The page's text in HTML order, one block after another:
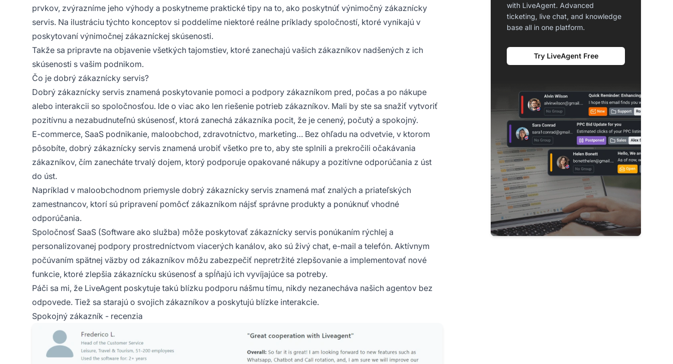
prvkov, zvýrazníme jeho výhody a poskytneme praktické tipy na to, ako poskytnúť výnimočný zákaznícky
servis. Na ilustráciu týchto konceptov si poddelíme niektoré reálne príklady spoločností, ktoré vynikajú v
poskytovaní výnimočnej zákazníckej skúsenosti.
Takže sa pripravte na objavenie všetkých tajomstiev, ktoré zanechajú vašich zákazníkov nadšených z ich
skúsenosti s vašim podnikom.
Čo je dobrý zákaznícky servis?
Dobrý zákaznícky servis znamená poskytovanie pomoci a podpory zákazníkom pred, počas a po nákupe
alebo interakcii so spoločnosťou. Ide o viac ako len riešenie potrieb zákazníkov. Mali by ste sa snažiť vytvoriť
pozitívnu a nezabudnuteľnú skúsenosť, ktorá zanechá zákazníka pocit, že je cenený, počutý a spokojný.
E-commerce, SaaS podnikanie, maloobchod, zdravotníctvo, marketing… Bez ohľadu na odvetvie, v ktorom
pôsobíte, dobrý zákaznícky servis znamená urobiť všetko pre to, aby ste splnili a prekročili očakávania
zákazníkov, čím zanecháte trvalý dojem, ktorý podporuje opakované nákupy a pozitívne odporúčania z úst
do úst.
Napríklad v maloobchodnom priemysle dobrý zákaznícky servis znamená mať znalých a priateľských
zamestnancov, ktorí sú pripravení pomôcť zákazníkom nájsť správne produkty a ponúknuť vhodné
odporúčania.
Spoločnosť SaaS (Software ako služba) môže poskytovať zákaznícky servis ponúkaním rýchlej a
personalizovanej podpory prostredníctvom viacerých kanálov, ako sú živý chat, e-mail a telefón. Aktívnym
počúvaním spätnej väzby od zákazníkov môžu zabezpečiť nepretržité zlepšovanie a implementovať nové
funkcie, ktoré zlepšia zákaznícku skúsenosť a spĺňajú ich vyvíjajúce sa potreby.
Páči sa mi, že LiveAgent poskytuje takú blízku podporu nášmu tímu, nikdy nezanecháva našich agentov bez
odpovede. Tiež sa starajú o svojich zákazníkov a poskytujú blízke interakcie.
Spokojný zákazník - recenzia
with LiveAgent. Advanced
ticketing, live chat, and knowledge
base all in one platform.
Try LiveAgent Free